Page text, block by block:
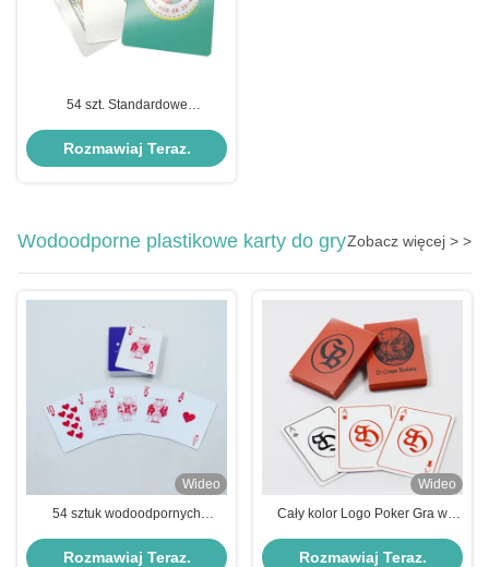
54 szt. Standardowe
pokera z 2 jokerami
Rozmawiaj Teraz.
Wodoodporne plastikowe karty do gryZobacz więcej > >
Wideo
54 sztuk wodoodpornych
skrzynką do wyciągania
Rozmawiaj Teraz.
Wideo
Cały kolor Logo Poker Gra w
języki
Rozmawiaj Teraz.